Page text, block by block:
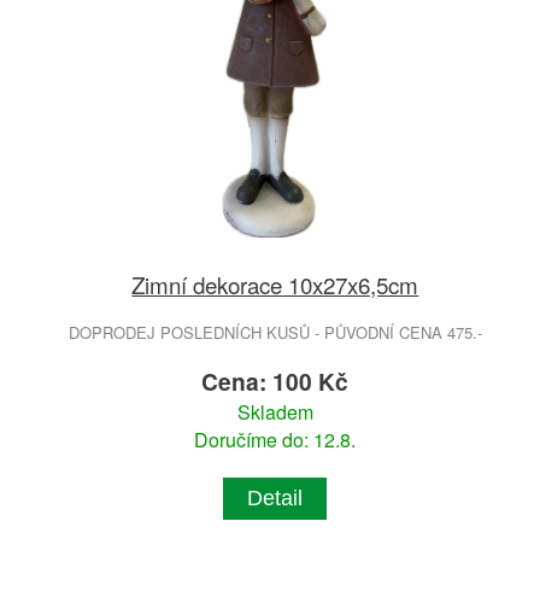
Zimní dekorace 10x27x6,5cm
DOPRODEJ POSLEDNÍCH KUSŮ - PŮVODNÍ CENA 475.-
Cena: 100 Kč
Skladem
Doručíme do: 12.8.
Detail